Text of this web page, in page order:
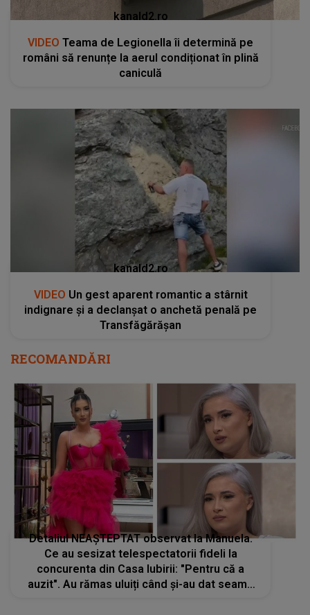
kanald2.ro
VIDEO Teama de Legionella îi determină pe
români să renunțe la aerul condiționat în plină
caniculă
kanald2.ro
VIDEO Un gest aparent romantic a stârnit
indignare și a declanșat o anchetă penală pe
Transfăgărășan
RECOMANDĂRI
Detaliul NEAȘTEPTAT observat la Manuela.
Ce au sesizat telespectatorii fideli la
concurenta din Casa Iubirii: "Pentru că a
auzit". Au rămas uluiți când și-au dat seama